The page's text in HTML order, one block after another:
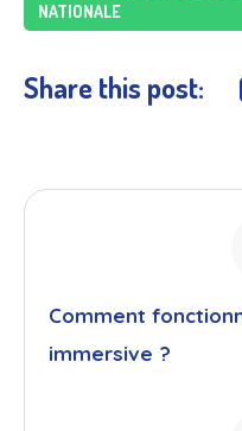
NATIONALE
Share this post:
Comment
immersive ?